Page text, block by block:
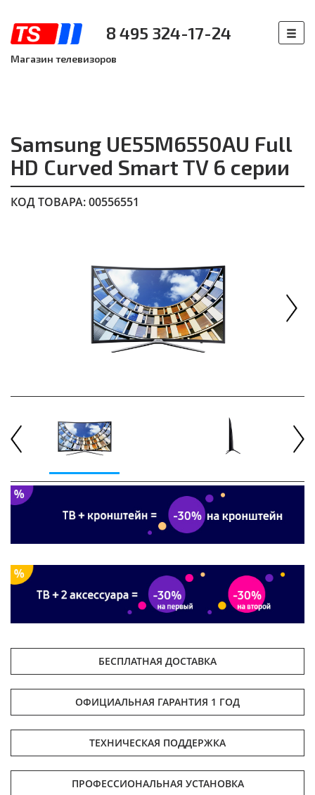
8 495 324-17-24
Магазин телевизоров
Samsung UE55M6550AU Full
HD Curved Smart TV 6 серии
КОД ТОВАРА: 00556551
БЕСПЛАТНАЯ ДОСТАВКА
ОФИЦИАЛЬНАЯ ГАРАНТИЯ 1 ГОД
ТЕХНИЧЕСКАЯ ПОДДЕРЖКА
ПРОФЕССИОНАЛЬНАЯ УСТАНОВКА